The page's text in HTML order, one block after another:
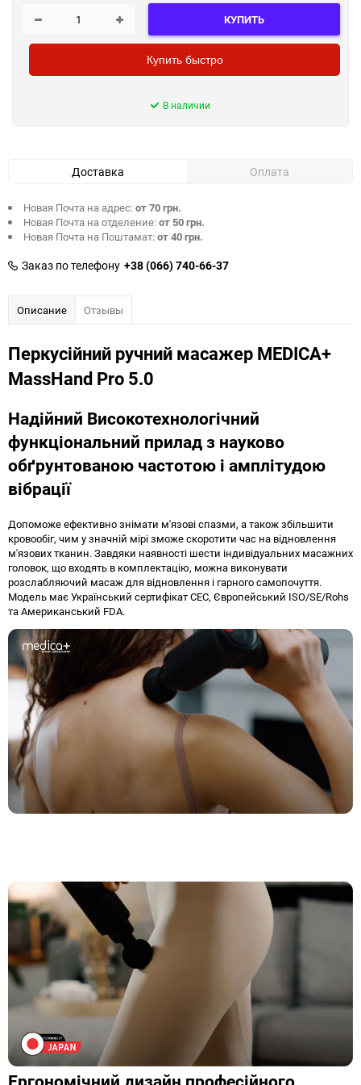
КУПИТЬ
Купить быстро
В наличии
Доставка Оплата
Новая Почта на адрес:от 70 грн.
Новая Почта на отделение:от 50 грн.
Новая Почта на Поштамат:от 40 грн.
Заказ по телефону +38 (066) 740-66-37
Описание Отзывы
Перкусійний ручний масажер MEDICA+
MassHand Pro 5.0
Надійний Високотехнологічний
функціональний прилад з науково
обґрунтованою частотою і амплітудою
вібрації
Допоможе ефективно знімати м'язові спазми, а також збільшити
кровообіг, чим у значній мірі зможе скоротити час на відновлення
м'язових тканин. Завдяки наявності шести індивідуальних масажних
головок, що входять в комплектацію, можна виконувати
розслабляючий масаж для відновлення і гарного самопочуття.
Модель має Український сертифікат СЕС, Європейський ISO/SE/Rohs
та Американський FDA.